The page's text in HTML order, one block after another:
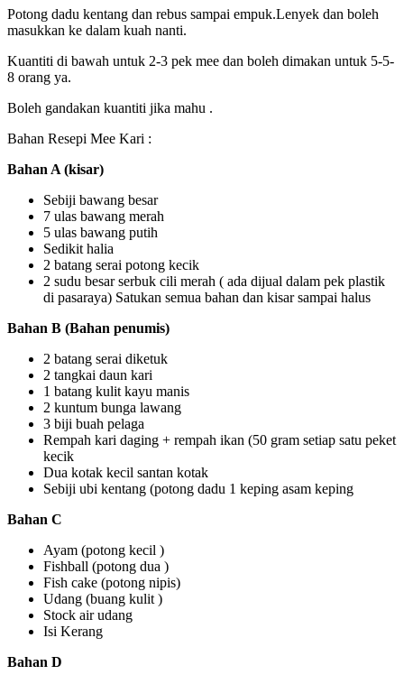
Potong dadu kentang dan rebus sampai empuk.Lenyek dan boleh
masukkan ke dalam kuah nanti.
Kuantiti di bawah untuk 2-3 pek mee dan boleh dimakan untuk 5-5-
8 orang ya.
Boleh gandakan kuantiti jika mahu .
Bahan Resepi Mee Kari :
Bahan A (kisar)
Sebiji bawang besar
7 ulas bawang merah
5 ulas bawang putih
Sedikit halia
2 batang serai potong kecik
2 sudu besar serbuk cili merah ( ada dijual dalam pek plastik
di pasaraya) Satukan semua bahan dan kisar sampai halus
Bahan B (Bahan penumis)
2 batang serai diketuk
2 tangkai daun kari
1 batang kulit kayu manis
2 kuntum bunga lawang
3 biji buah pelaga
Rempah kari daging + rempah ikan (50 gram setiap satu peket
kecik
Dua kotak kecil santan kotak
Sebiji ubi kentang (potong dadu 1 keping asam keping
Bahan C
Ayam (potong kecil )
Fishball (potong dua )
Fish cake (potong nipis)
Udang (buang kulit )
Stock air udang
Isi Kerang
Bahan D